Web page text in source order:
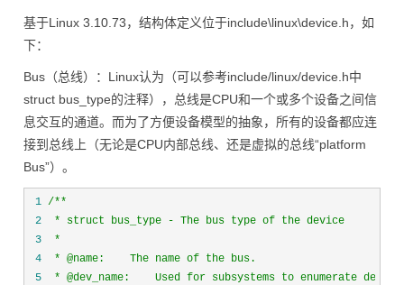
基于Linux 3.10.73，结构体定义位于include\linux\device.h，如
下：
Bus（总线）：Linux认为（可以参考include/linux/device.h中
struct bus_type的注释），总线是CPU和一个或多个设备之间信
息交互的通道。而为了方便设备模型的抽象，所有的设备都应连
接到总线上（无论是CPU内部总线、还是虚拟的总线“platform
Bus”）。
1 /*
2
3
4
5